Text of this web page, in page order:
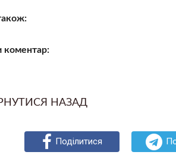
коментар:
НАЗАД
Поділитися